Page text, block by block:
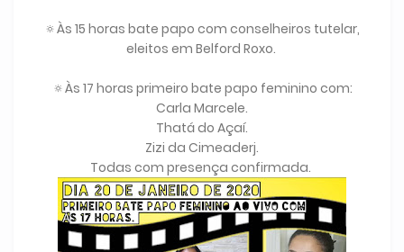
🔅Às 15 horas bate papo com conselheiros tutelar,
eleitos em Belford Roxo.
🔅Às 17 horas primeiro bate papo feminino com:
Carla Marcele.
Thatá do Açaí.
Zizi da Cimeaderj.
Todas com presença confirmada.